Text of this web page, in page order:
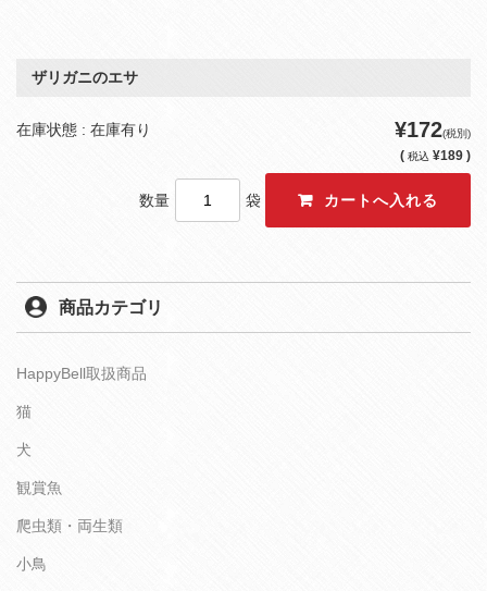
ザリガニのエサ
在庫状態 : 在庫有り ¥172(税別)
( 税込 ¥189 )
数量 袋
商品カテゴリ
HappyBell取扱商品
猫
犬
観賞魚
爬虫類・両生類
小鳥